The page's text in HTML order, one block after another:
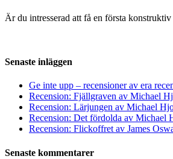
Är du intresserad att få en första
Senaste inläggen
Ge inte upp – recensioner av era
Recension: Fjällgraven av Michael
Recension: Lärjungen av Michael
Recension: Det fördolda av Michael
Recension: Flickoffret av James
Senaste kommentarer